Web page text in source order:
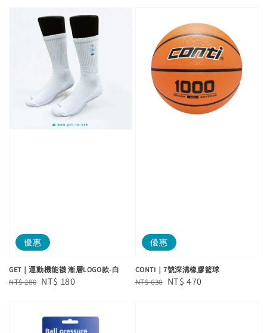
優惠
GET｜運動機能襪 漸層LOGO款-白
Regular
NT$ 280 Sale
NT$ 180
優惠
CONTI｜7號深溝橡膠籃球
Regular
NT$ 630 Sale
NT$ 470